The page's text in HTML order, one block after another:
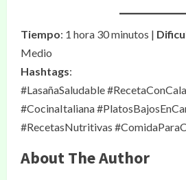
Tiempo: 1 hora 30 minutos |
Medio
Hashtags:
#LasañaSaludable
#CocinaItaliana
#RecetasNutritivas
About The Author